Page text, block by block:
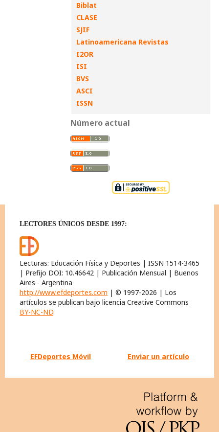
Biblat
CLASE
SJIF
Latinoamericana Revistas
I2OR
ISI
BVS
ASCI
ISSN
Número actual
LECTORES ÚNICOS DESDE 1997:
Lecturas: Educación Física y Deportes | ISSN 1514-3465
| Prefijo DOI: 10.46642 | Publicación Mensual | Buenos
Aires - Argentina
http://www.efdeportes.com | © 1997-2026 | Los
artículos se publican bajo licencia Creative Commons
BY-NC-ND.
EFDeportes Móvil Enviar un artículo